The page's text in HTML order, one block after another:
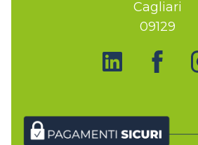
Cagliari
09129